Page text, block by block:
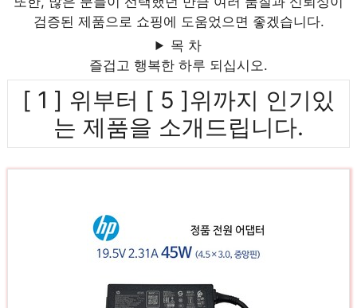
검증된 제품으로 쇼핑에 도움었으면 좋겠습니다.
목 차
즐겁고 행복한 하루 되십시오.
[ 1 ] 위부터 [ 5 ]위까지 인기있
는 제품을 소개드립니다.